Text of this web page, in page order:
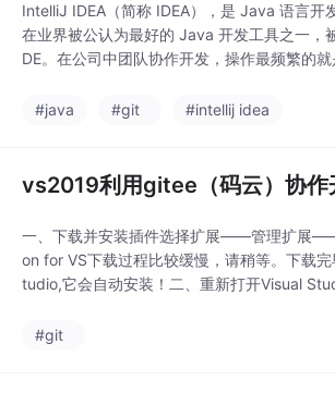
IntelliJ IDEA（简称 IDEA），是 Java 语言开
在业界被公认为最好的 Java 开发工具之一，
DE。在公司中团队协作开发，操作最频繁的
#java
#git #intellij idea
vs2019利用gitee（码云）协作
一、下载并安装插件选择扩展——管理扩展
on for VS下载过程比较缓慢，请稍等。下载
tudio,它会自动安装！二、重新打开Visual
#git